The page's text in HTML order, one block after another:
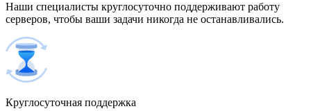
Великобритания
500 IP-адресов
1 700,00 $
Наши специалисты круглосуточно поддерживают работу
серверов, чтобы ваши задачи никогда не останавливались.
Круглосуточная поддержка